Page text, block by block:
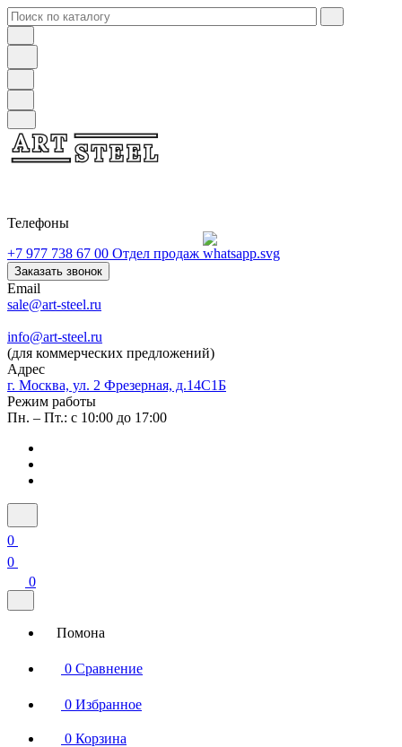
Телефоны
+7 977 738 67 00 Отдел продаж
Заказать звонок
Email
sale@art-steel.ru
info@art-steel.ru
(для коммерческих предложений)
Адрес
г. Москва, ул. 2 Фрезерная, д.14С1Б
Режим работы
Пн. – Пт.: с 10:00 до 17:00
0
0
0
Помона
0 Сравнение
0 Избранное
0 Корзина